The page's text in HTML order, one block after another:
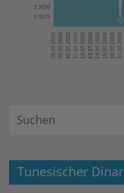
Tunesischer Dinar